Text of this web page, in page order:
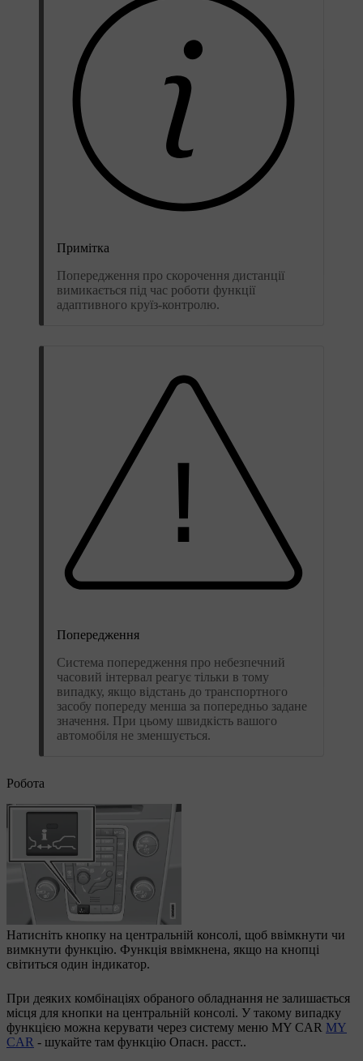
Примітка
Попередження про скорочення дистанції
вимикається під час роботи функції
адаптивного круїз-контролю.
Попередження
Система попередження про небезпечний
часовий інтервал реагує тільки в тому
випадку, якщо відстань до транспортного
засобу попереду менша за попередньо задане
значення. При цьому швидкість вашого
автомобіля не зменшується.
Робота
Натисніть кнопку на центральній консолі, щоб ввімкнути чи
вимкнути функцію. Функція ввімкнена, якщо на кнопці
світиться один індикатор.
При деяких комбінаціях обраного обладнання не залишається
місця для кнопки на центральній консолі. У такому випадку
функцією можна керувати через систему меню MY CAR MY
CAR - шукайте там функцію Опасн. расст..